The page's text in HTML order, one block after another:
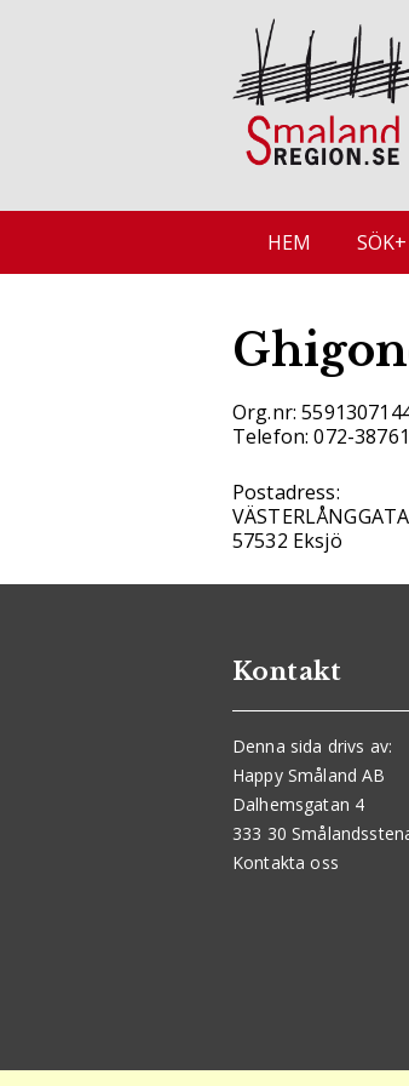
HEM SÖK+
Org.nr:
Telefon: 072-
Postadress:
57532 Eksjö
Kontakt
Denna sida drivs av:
Happy Småland AB
Dalhemsgatan 4
333 30
Kontakta oss